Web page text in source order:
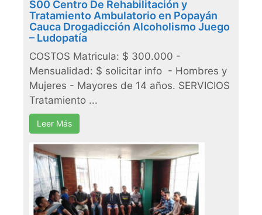
S00 Centro De Rehabilitación y
Tratamiento Ambulatorio en Popayán
Cauca Drogadicción Alcoholismo Juego
– Ludopatía
COSTOS Matricula: $ 300.000 -
Mensualidad: $ solicitar info - Hombres y
Mujeres - Mayores de 14 años. SERVICIOS
Tratamiento ...
Leer Más